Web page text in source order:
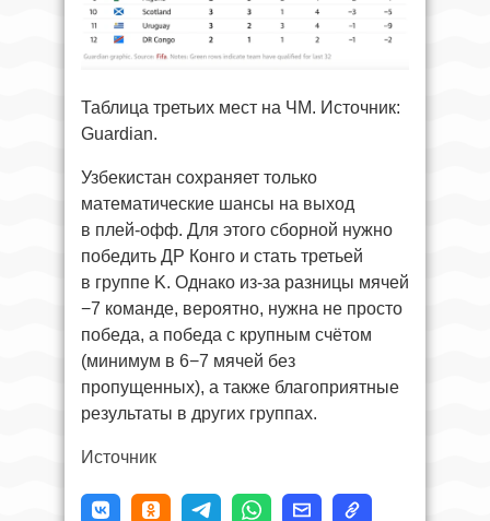
Таблица третьих мест на ЧМ. Источник:
Guardian.
Узбекистан сохраняет только
математические шансы на выход
в плей-офф. Для этого сборной нужно
победить ДР Конго и стать третьей
в группе K. Однако из-за разницы мячей
−7 команде, вероятно, нужна не просто
победа, а победа с крупным счётом
(минимум в 6−7 мячей без
пропущенных), а также благоприятные
результаты в других группах.
Источник